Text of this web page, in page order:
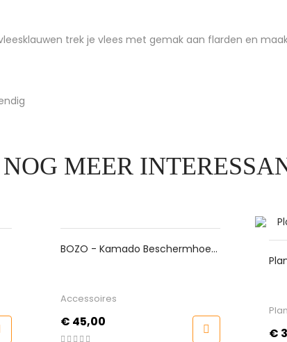
trek je vlees met gemak aan flarden en
NOG MEER
BOZO - Kamado Beschermhoes
Accessoires
€ 45,00
Plancha
Plancha
€